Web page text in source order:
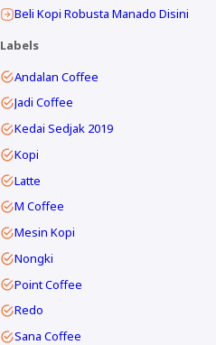
Beli Kopi Robusta Manado Disini
Labels
Andalan Coffee
Jadi Coffee
Kedai Sedjak 2019
Kopi
Latte
M Coffee
Mesin Kopi
Nongki
Point Coffee
Redo
Sana Coffee